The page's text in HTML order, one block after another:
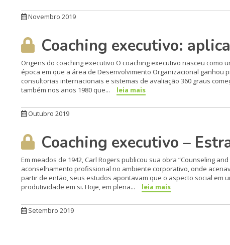
Novembro 2019
Coaching executivo:
Origens do coaching executivo O coaching executivo nasceu como
época em que a área de Desenvolvimento Organizacional
consultorias internacionais e sistemas de avaliação 360 graus
também nos anos 1980 que...
leia mais
Outubro 2019
Coaching executivo –
Em meados de 1942, Carl Rogers publicou sua obra “Counseling
aconselhamento profissional no ambiente corporativo, onde
partir de então, seus estudos apontavam que o aspecto social em
produtividade em si. Hoje, em plena...
leia mais
Setembro 2019